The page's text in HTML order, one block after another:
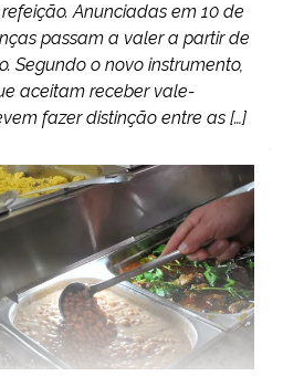
Anunciadas em 10 de
passam a valer a partir de
Segundo o novo instrumento,
aceitam receber vale-
fazer distinção entre as […]